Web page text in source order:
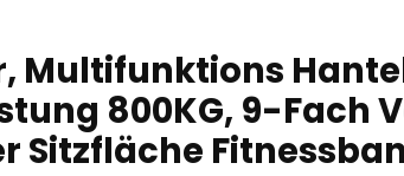
Multifunktions
800KG, 9-Fach
Sitzfläche